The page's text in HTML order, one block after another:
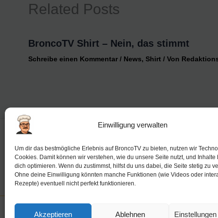
Einwilligung verwalten
Um dir das bestmögliche Erlebnis auf BroncoTV zu bieten, nutzen wir
Cookies. Damit können wir verstehen, wie du unsere Seite nutzt, und Inhalte
dich optimieren. Wenn du zustimmst, hilfst du uns dabei, die Seite stetig zu
Ohne deine Einwilligung könnten manche Funktionen (wie Videos oder
Rezepte) eventuell nicht perfekt funktionieren.
Akzeptieren Ablehnen
Related Posts
BroncoTV Shirt – Nein, das stimmt
Schreibe einen Kommentar / News, Shirt/ Von
Impressum